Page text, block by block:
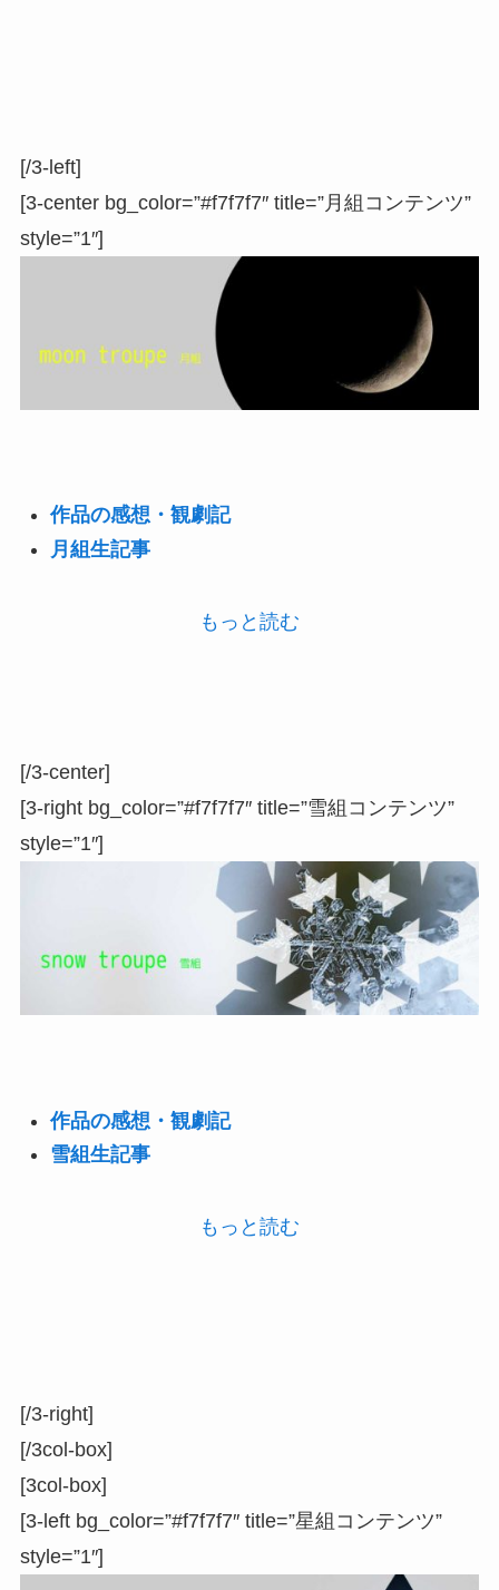
[/3-left]
[3-center bg_color=”#f7f7f7″ title=”月組コンテンツ”
style=”1″]
作品の感想・観劇記
月組生記事
もっと読む
[/3-center]
[3-right bg_color=”#f7f7f7″ title=”雪組コンテンツ”
style=”1″]
作品の感想・観劇記
雪組生記事
もっと読む
[/3-right]
[/3col-box]
[3col-box]
[3-left bg_color=”#f7f7f7″ title=”星組コンテンツ”
style=”1″]